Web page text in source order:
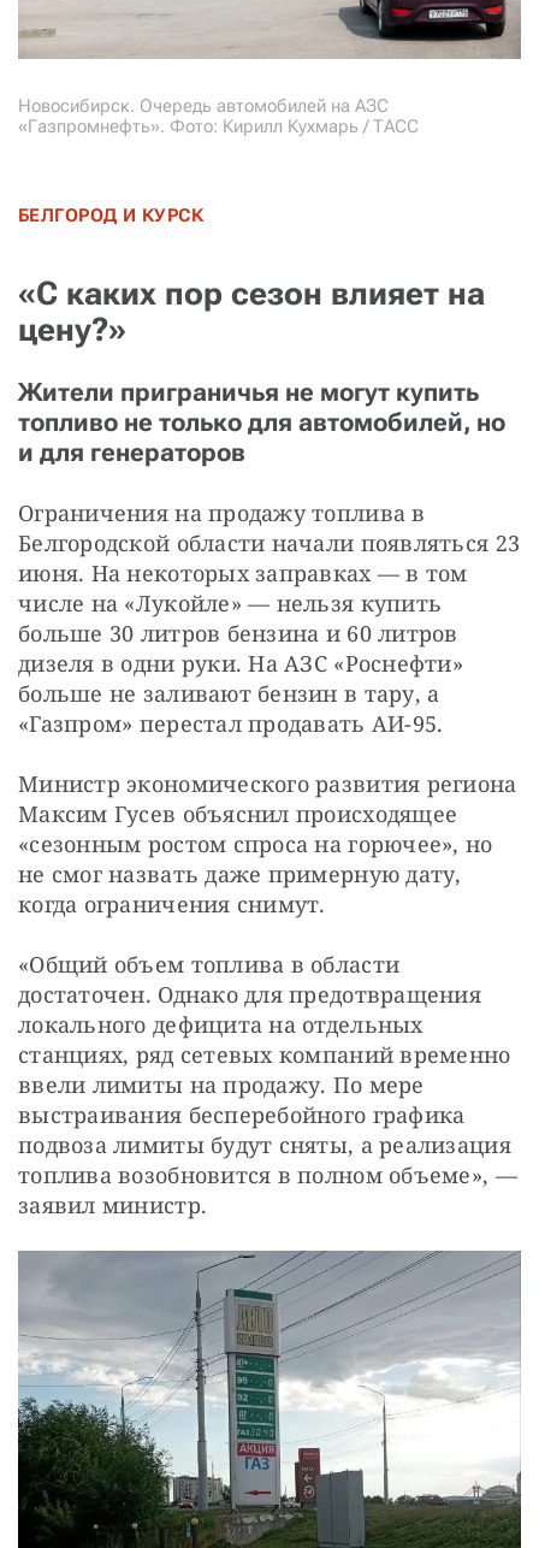
Новосибирск. Очередь автомобилей на АЗС
«Газпромнефть». Фото: Кирилл Кухмарь / ТАСС
БЕЛГОРОД И КУРСК
«С каких пор сезон влияет на
цену?»
Жители приграничья не могут купить
топливо не только для автомобилей, но
и для генераторов
Ограничения на продажу топлива в
Белгородской области начали появляться 23
июня. На некоторых заправках — в том
числе на «Лукойле» — нельзя купить
больше 30 литров бензина и 60 литров
дизеля в одни руки. На АЗС «Роснефти»
больше не заливают бензин в тару, а
«Газпром» перестал продавать АИ-95.
Министр экономического развития региона
Максим Гусев объяснил происходящее
«сезонным ростом спроса на горючее», но
не смог назвать даже примерную дату,
когда ограничения снимут.
«Общий объем топлива в области
достаточен. Однако для предотвращения
локального дефицита на отдельных
станциях, ряд сетевых компаний временно
ввели лимиты на продажу. По мере
выстраивания бесперебойного графика
подвоза лимиты будут сняты, а реализация
топлива возобновится в полном объеме», —
заявил министр.